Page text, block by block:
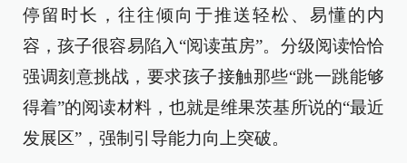
停留时长，往往倾向于推送轻松、易懂的内
容，孩子很容易陷入“阅读茧房”。分级阅读恰恰
强调刻意挑战，要求孩子接触那些“跳一跳能够
得着”的阅读材料，也就是维果茨基所说的“最近
发展区”，强制引导能力向上突破。